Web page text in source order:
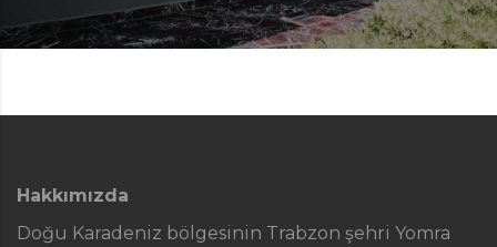
Hakkımızda
Doğu Karadeniz bölgesinin Trabzon şehri Yomra